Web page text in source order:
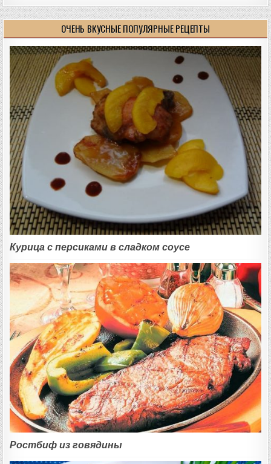
ОЧЕНЬ ВКУСНЫЕ ПОПУЛЯРНЫЕ РЕЦЕПТЫ
Курица с персиками в сладком соусе
Ростбиф из говядины